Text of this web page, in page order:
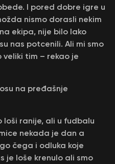
I pored dobre igre u
nismo dorasli nekim
ekipa, nije bilo lako
nas potcenili. Ali mi smo
tim – rekao je
na pređašnje
loši ranije, ali u fudbalu
nekada je dan a
čega i odluka koje
je loše krenulo ali smo